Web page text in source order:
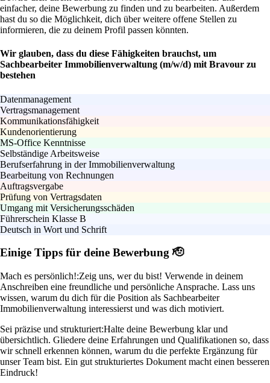
einfacher, deine Bewerbung zu finden und zu bearbeiten. Außerdem
hast du so die Möglichkeit, dich über weitere offene Stellen zu
informieren, die zu deinem Profil passen könnten.
Wir glauben, dass du diese Fähigkeiten brauchst, um
Sachbearbeiter Immobilienverwaltung (m/w/d) mit Bravour zu
bestehen
Datenmanagement
Vertragsmanagement
Kommunikationsfähigkeit
Kundenorientierung
MS-Office Kenntnisse
Selbständige Arbeitsweise
Berufserfahrung in der Immobilienverwaltung
Bearbeitung von Rechnungen
Auftragsvergabe
Prüfung von Vertragsdaten
Umgang mit Versicherungsschäden
Führerschein Klasse B
Deutsch in Wort und Schrift
Einige Tipps für deine Bewerbung 🫡
Mach es persönlich!:Zeig uns, wer du bist! Verwende in deinem
Anschreiben eine freundliche und persönliche Ansprache. Lass uns
wissen, warum du dich für die Position als Sachbearbeiter
Immobilienverwaltung interessierst und was dich motiviert.
Sei präzise und strukturiert:Halte deine Bewerbung klar und
übersichtlich. Gliedere deine Erfahrungen und Qualifikationen so, dass
wir schnell erkennen können, warum du die perfekte Ergänzung für
unser Team bist. Ein gut strukturiertes Dokument macht einen besseren
Eindruck!